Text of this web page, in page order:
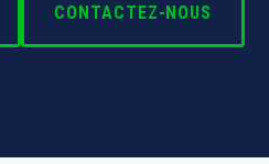
CONTACTEZ-NOUS